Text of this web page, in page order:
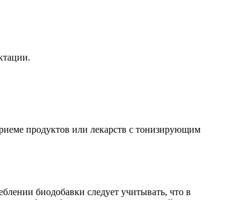
продуктов или лекарств с тонизирующим
биодобавки следует учитывать, что в